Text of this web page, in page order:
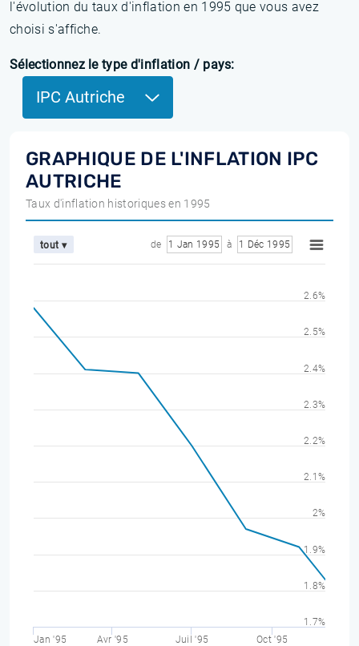
l'évolution du taux d'inflation en 1995 que vous avez
choisi s'affiche.
Sélectionnez le type d'inflation / pays:
IPC Autriche
GRAPHIQUE DE L'INFLATION IPC
AUTRICHE
Taux d'inflation historiques en 1995
tout ▾ de 1 Jan 1995 à 1 Déc 1995
Jan '95 Avr '95 Juil '95 Oct '95
1.7%
1.8%
1.9%
2%
2.1%
2.2%
2.3%
2.4%
2.5%
2.6%